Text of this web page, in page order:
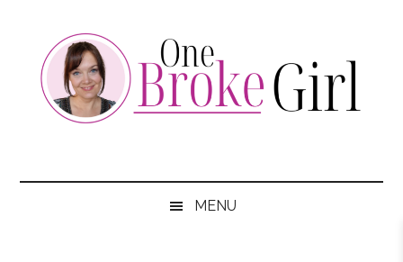
content
secondary
MENU